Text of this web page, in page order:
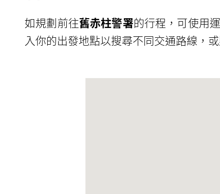
如規劃前往舊赤柱警署的行程，可使用
入你的出發地點以搜尋不同交通路線，